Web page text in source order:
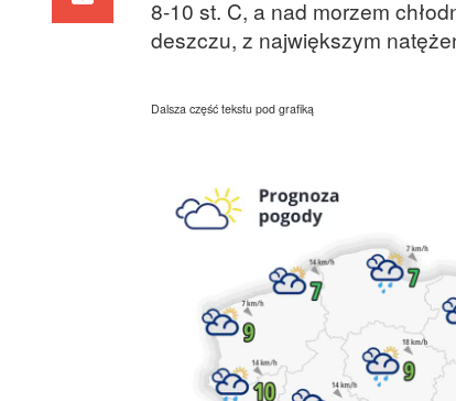
8-10 st. C, a nad morzem
deszczu, z największym
Dalsza część tekstu pod grafiką